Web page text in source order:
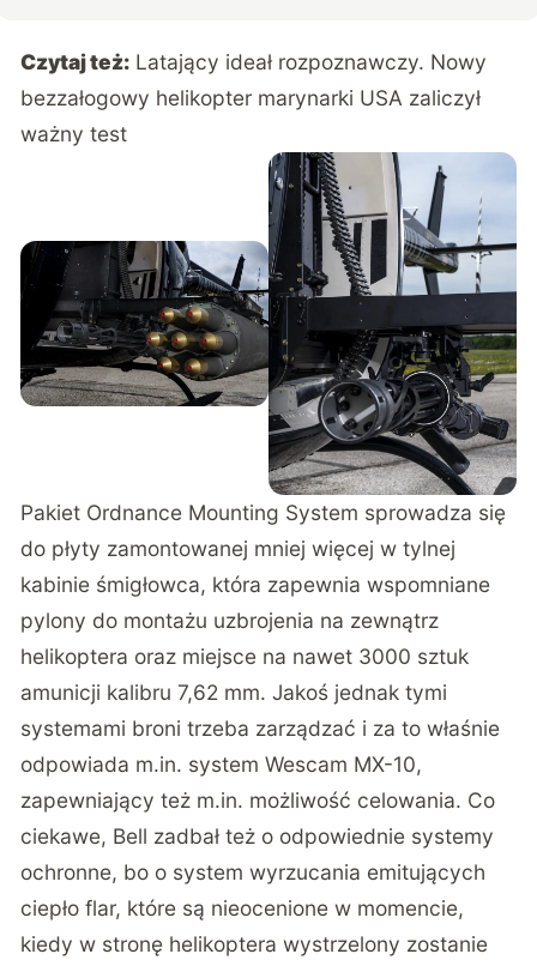
Czytaj też: Latający ideał rozpoznawczy. Nowy
bezzałogowy helikopter marynarki USA zaliczył
ważny test
Pakiet Ordnance Mounting System sprowadza się
do płyty zamontowanej mniej więcej w tylnej
kabinie śmigłowca, która zapewnia wspomniane
pylony do montażu uzbrojenia na zewnątrz
helikoptera oraz miejsce na nawet 3000 sztuk
amunicji kalibru 7,62 mm. Jakoś jednak tymi
systemami broni trzeba zarządzać i za to właśnie
odpowiada m.in. system Wescam MX-10,
zapewniający też m.in. możliwość celowania. Co
ciekawe, Bell zadbał też o odpowiednie systemy
ochronne, bo o system wyrzucania emitujących
ciepło flar, które są nieocenione w momencie,
kiedy w stronę helikoptera wystrzelony zostanie